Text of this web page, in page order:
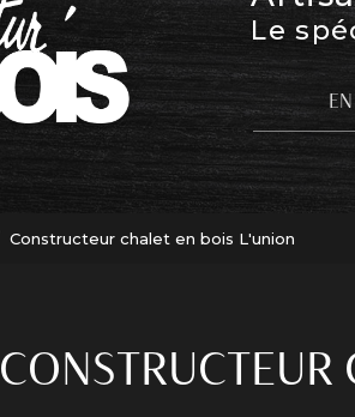
Le
Constructeur chalet en bois L'union
CONSTRUCTEUR